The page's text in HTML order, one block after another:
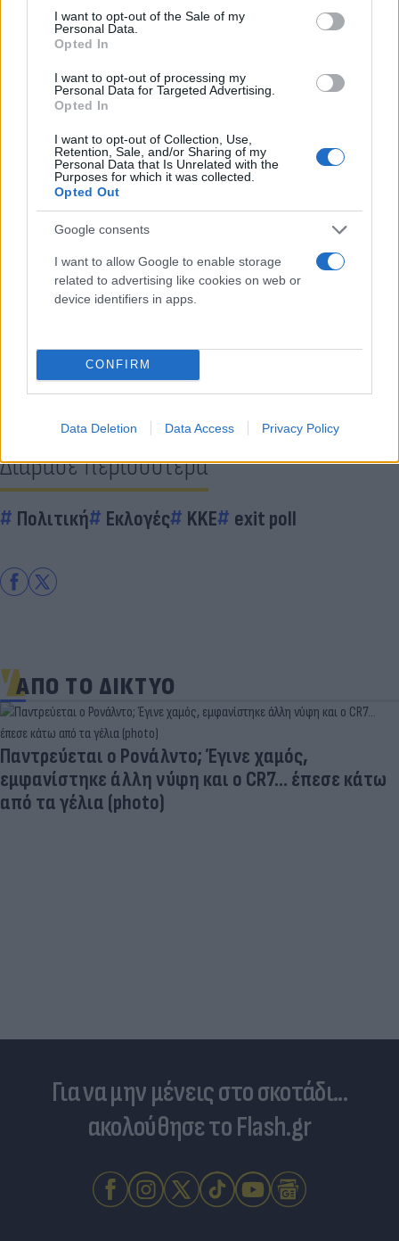
consent section.
I want to opt-out of the Sale of my
Personal Data.
Opted In
I want to opt-out of processing my
Personal Data for Targeted Advertising.
Opted In
I want to opt-out of Collection, Use,
Retention, Sale, and/or Sharing of my
Personal Data that Is Unrelated with the
Purposes for which it was collected.
Opted Out
Google consents
I want to allow Google to enable storage
related to advertising like cookies on web or
device identifiers in apps.
CONFIRM
Data Deletion Data Access Privacy Policy
αυτό είναι το θετικό στοιχείο αυτής της εκλογικής
μάχης. Η ψήφος στο ΚΚΕ δεν είναι συγκυριακή -
ευκαιριακή, δείχνει αγωνιστικούς δεσμούς»
ανέφεραν μεταξύ άλλων.
Κάνε κλικ και δες περισσότερο
Flash.grστην αναζήτηση της
Διάβασε περισσότερα
Πολιτική Εκλογές KKE exit poll
ΑΠΟ ΤΟ ΔΙΚΤΥΟ
Παντρεύεται ο Ρονάλντο; Έγινε χαμός,
εμφανίστηκε άλλη νύφη και ο CR7… έπεσε κάτω
από τα γέλια (photo)
Για να μην μένεις στο σκοτάδι...
ακολούθησε το Flash.gr